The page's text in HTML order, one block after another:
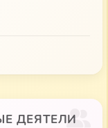
ДЕЯТЕЛИ